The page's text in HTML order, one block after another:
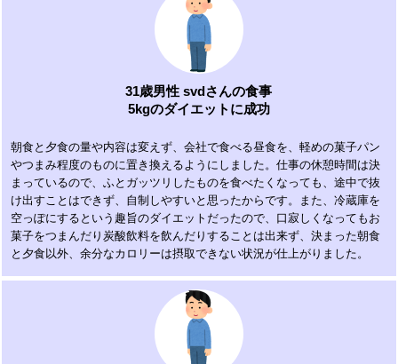
31歳男性 svdさんの食事
5kgのダイエットに成功
朝食と夕食の量や内容は変えず、会社で食べる昼食を、軽めの菓子パン
やつまみ程度のものに置き換えるようにしました。仕事の休憩時間は決
まっているので、ふとガッツリしたものを食べたくなっても、途中で抜
け出すことはできず、自制しやすいと思ったからです。また、冷蔵庫を
空っぽにするという趣旨のダイエットだったので、口寂しくなってもお
菓子をつまんだり炭酸飲料を飲んだりすることは出来ず、決まった朝食
と夕食以外、余分なカロリーは摂取できない状況が仕上がりました。